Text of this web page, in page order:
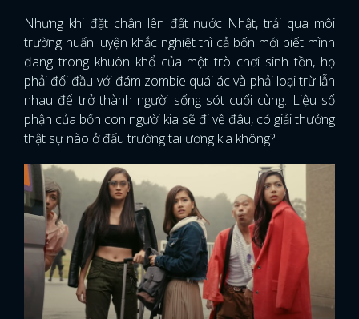
Nhưng khi đặt chân lên đất nước Nhật, trải qua môi
trường huấn luyện khắc nghiệt thì cả bốn mới biết mình
đang trong khuôn khổ của một trò chơi sinh tồn, họ
phải đối đầu với đám zombie quái ác và phải loại trừ lẫn
nhau để trở thành người sống sót cuối cùng. Liệu số
phận của bốn con người kia sẽ đi về đâu, có giải thưởng
thật sự nào ở đấu trường tai ương kia không?